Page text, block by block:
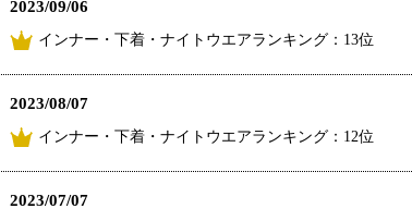
2023/09/06
インナー・下着・ナイトウエアランキング：13位
2023/08/07
インナー・下着・ナイトウエアランキング：12位
2023/07/07